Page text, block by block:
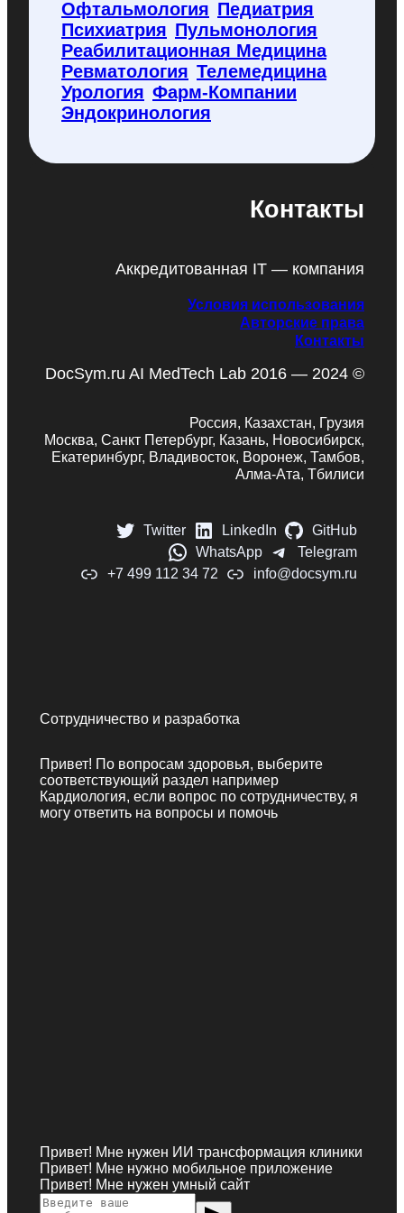
Офтальмология Педиатрия
Психиатрия Пульмонология
Реабилитационная Медицина
Ревматология Телемедицина
Урология Фарм-Компании
Эндокринология
Контакты
Аккредитованная IT — компания
Условия использования
Авторские права
Контакты
DocSym.ru AI MedTech Lab 2016 — 2024 ©
Россия, Казахстан, Грузия
Москва, Санкт Петербург, Казань, Новосибирск,
Екатеринбург, Владивосток, Воронеж, Тамбов,
Алма-Ата, Тбилиси
Twitter LinkedIn
GitHub
WhatsApp
Telegram
+7 499 112 34 72
info@docsym.ru
Сотрудничество и разработка
Привет! По вопросам здоровья, выберите
соответствующий раздел например
Кардиология, если вопрос по сотрудничеству, я
могу ответить на вопросы и помочь
Привет! Мне нужен ИИ трансформация клиники
Привет! Мне нужно мобильное приложение
Привет! Мне нужен умный сайт